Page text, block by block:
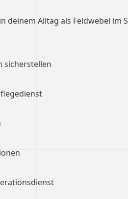
deinem Alltag als Feldwebel im
sicherstellen